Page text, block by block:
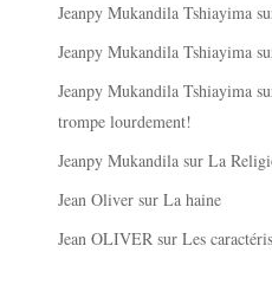
Jeanpy Mukandila Tshiayima
Jeanpy Mukandila Tshiayima
Jeanpy Mukandila Tshiayima
trompe lourdement!
Jeanpy Mukandila surLa
Jean Oliver surLa haine
Jean OLIVER surLes